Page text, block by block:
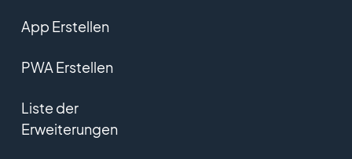
App Erstellen
PWA Erstellen
Liste der
Erweiterungen